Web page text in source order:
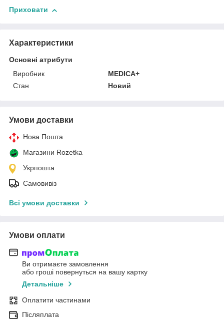
Приховати
Характеристики
Основні атрибути
Виробник
MEDICA+
Стан
Новий
Умови доставки
Нова Пошта
Магазини Rozetka
Укрпошта
Самовивіз
Всі умови доставки
Умови оплати
Ви отримаєте замовлення
або гроші повернуться на вашу картку
Детальніше
Оплатити частинами
Післяплата